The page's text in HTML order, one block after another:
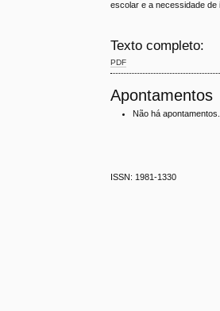
escolar e a necessidade
Texto completo:
PDF
Apontamentos
Não há apontamentos.
ISSN: 1981-1330